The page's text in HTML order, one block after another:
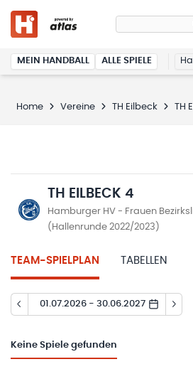
MEIN HANDBALL ALLE SPIELE
Home Vereine TH Eilbeck TH
TH EILBECK 4
Hamburger HV - Frauen
(Hallenrunde 2022/2023)
TEAM-SPIELPLAN TABELLEN
01.07.2026 - 30.06.2027
Keine Spiele gefunden